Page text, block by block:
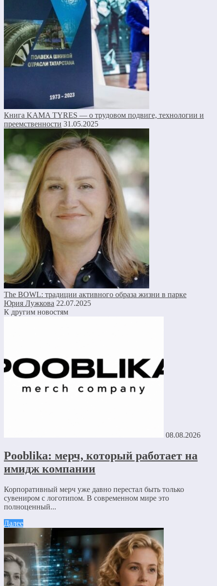
Книга KAMA TYRES — о трудовом подвиге, технологии и
преемственности 31.05.2025
The BOWL: традиции активного образа жизни в парке
Юрия Лужкова 22.07.2025
К другим новостям
08.08.2026
Pooblika: мерч, который работает на
имидж компании
Корпоративный мерч уже давно перестал быть только
сувениром с логотипом. В современном мире это
полноценный...
Далее